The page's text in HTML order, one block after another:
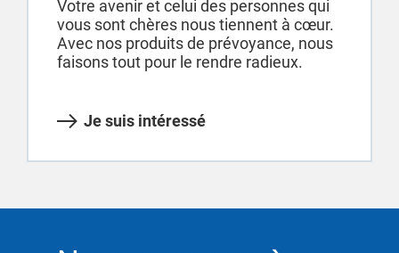
Votre avenir et celui des personnes qui
vous sont chères nous tiennent à cœur.
Avec nos produits de prévoyance, nous
faisons tout pour le rendre radieux.
Je suis intéressé